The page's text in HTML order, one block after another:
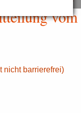
vom
nicht barrierefrei)